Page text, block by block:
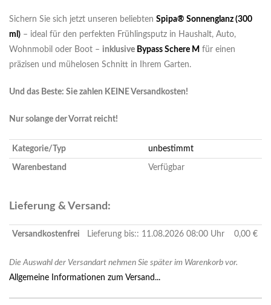
Sichern Sie sich jetzt unseren beliebten Spipa® Sonnenglanz (300
ml) – ideal für den perfekten Frühlingsputz in Haushalt, Auto,
Wohnmobil oder Boot – inklusive Bypass Schere M für einen
präzisen und mühelosen Schnitt in Ihrem Garten.
Und das Beste: Sie zahlen KEINE Versandkosten!
Nur solange der Vorrat reicht!
Kategorie/Typ unbestimmt
Warenbestand Verfügbar
Lieferung & Versand:
Versandkostenfrei Lieferung bis:: 11.08.2026 08:00 Uhr 0,00 €
Die Auswahl der Versandart nehmen Sie später im Warenkorb vor.
Allgemeine Informationen zum Versand...